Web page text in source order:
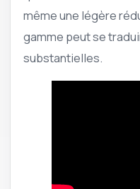
même une légère
gamme peut se
substantielles.